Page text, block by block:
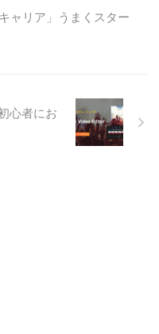
ャリア」うまくスター
心者にお